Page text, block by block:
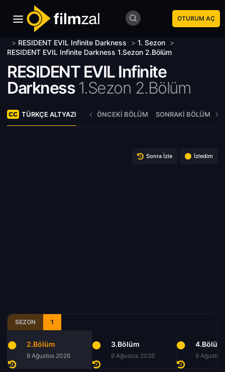
OTURUM AÇ
> RESIDENT EVIL Infinite Darkness > 1. Sezon >
RESIDENT EVIL Infinite Darkness 1.Sezon 2.Bölüm
RESIDENT EVIL Infinite
Darkness 1.Sezon 2.Bölüm
TÜRKÇE ALTYAZI ÖNCEKI BÖLÜM SONRAKI BÖLÜM
Sonra İzle İzledim
SEZON 1
2.Bölüm
9 Ağustos 2026
3.Bölüm
9 Ağustos 2026
4.Bölüm
9 Ağustos